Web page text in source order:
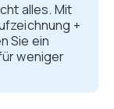
alles. Mit
+
Sie ein
weniger